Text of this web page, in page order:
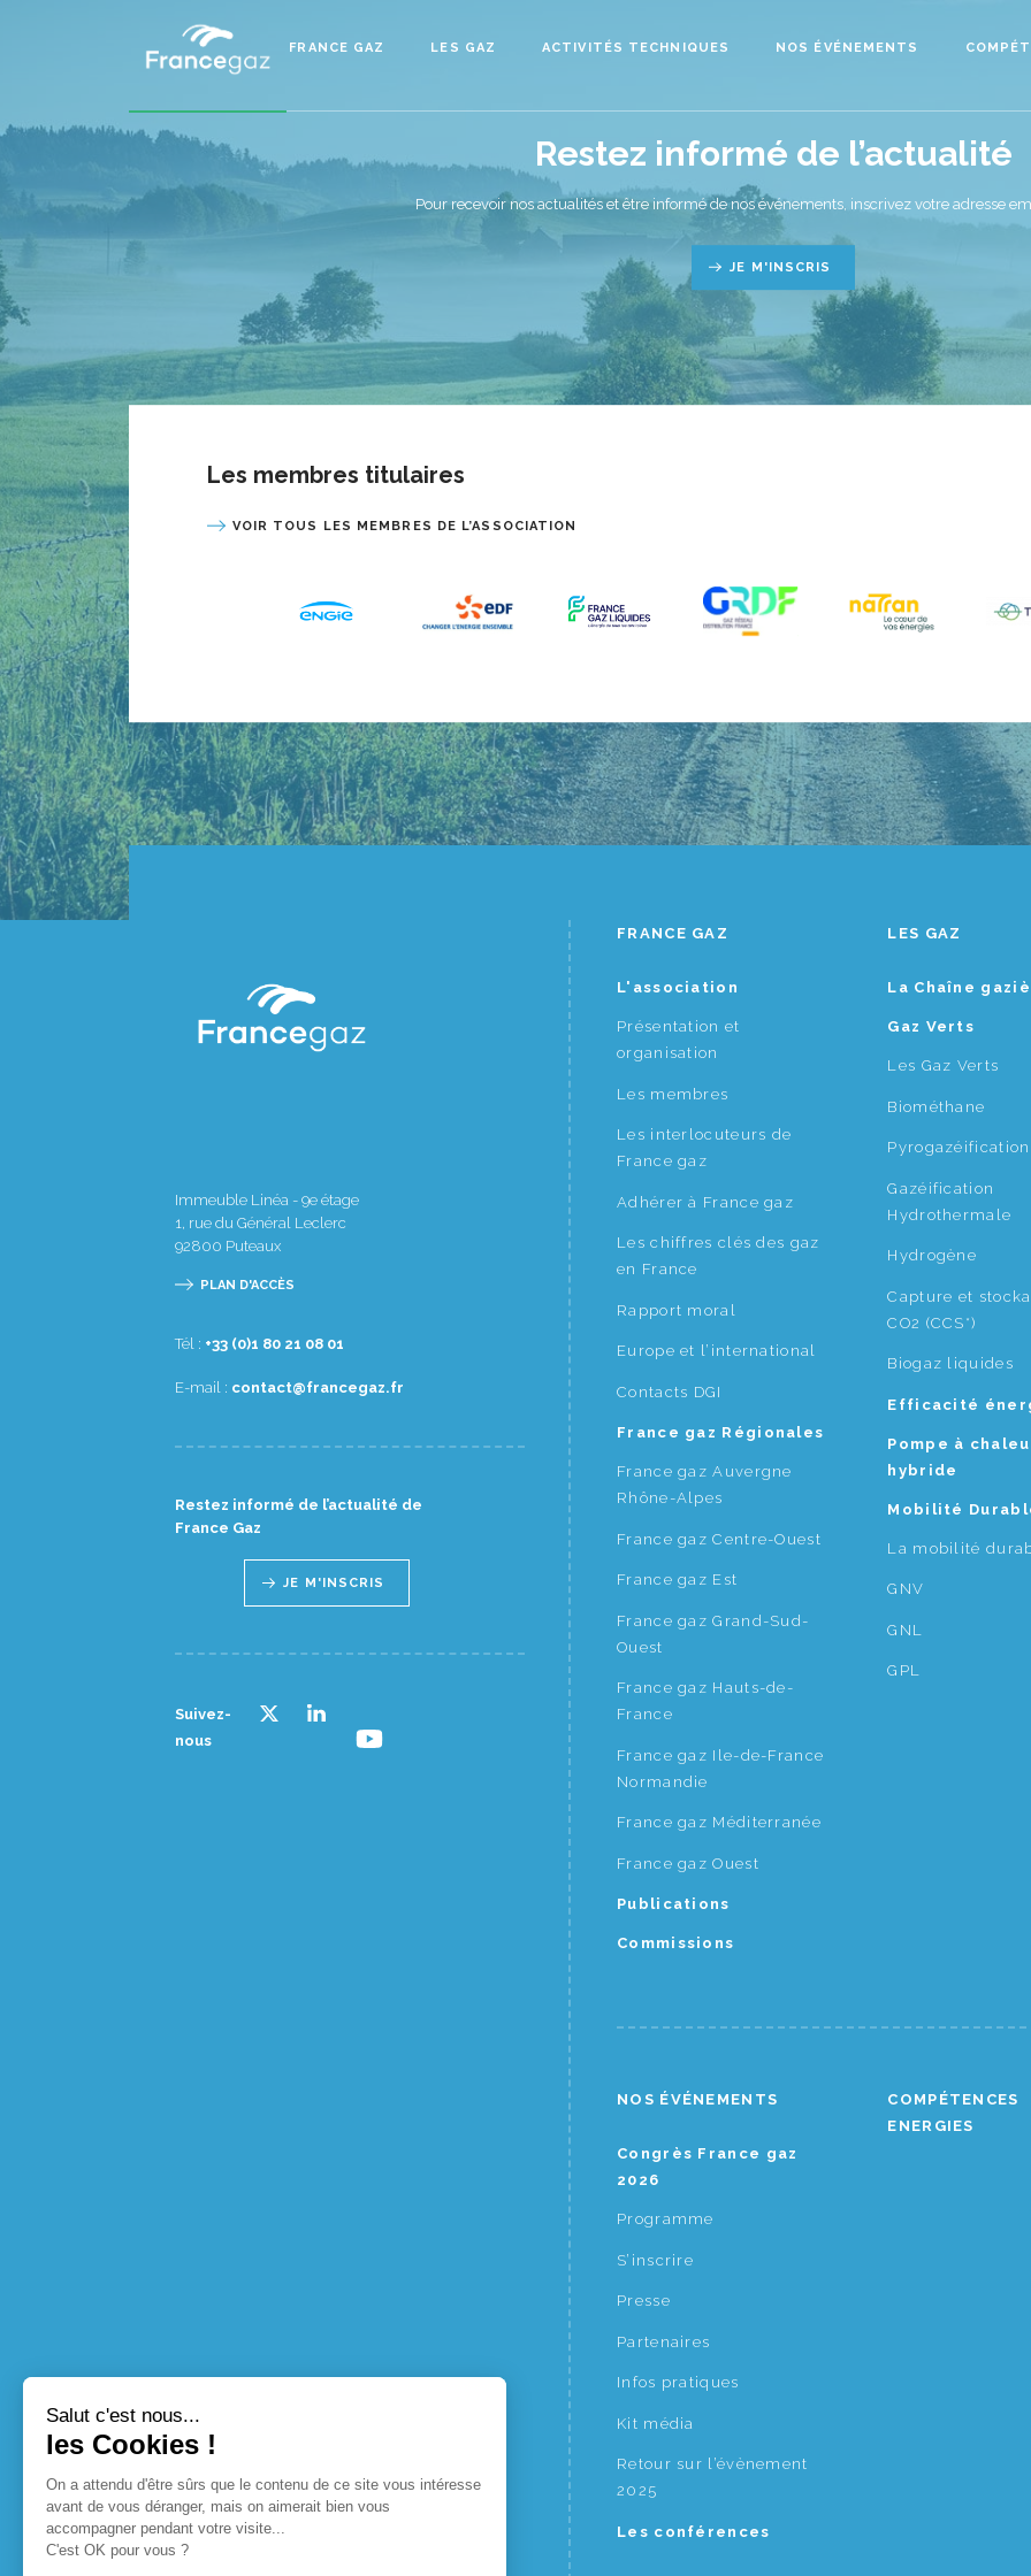
FRANCE GAZ LES GAZ ACTIVITÉS TECHNIQUES NOS ÉVÉNEMENTS
Restez informé de l’actualité
Pour recevoir nos actualités et être informé de nos événements, inscrivez votre adresse
JE M'INSCRIS
Les membres titulaires
VOIR TOUS LES MEMBRES DE L’ASSOCIATION
Immeuble Linéa - 9e étage
1, rue du Général Leclerc
92800 Puteaux
PLAN D'ACCÈS
Tél : 10 80 12 08 1(0) 33+
E-mail : rf.zagecnarf@tcatnoc
Restez informé de l’actualité de
France Gaz
JE M'INSCRIS
Suivez-
nous
FRANCE GAZ
L'association
Présentation et
organisation
Les membres
Les interlocuteurs de
France gaz
Adhérer à France gaz
Les chiffres clés des gaz
en France
Rapport moral
Europe et l’international
Contacts DGI
France gaz Régionales
France gaz Auvergne
Rhône-Alpes
France gaz Centre-Ouest
France gaz Est
France gaz Grand-Sud-
Ouest
France gaz Hauts-de-
France
France gaz Ile-de-France
Normandie
France gaz Méditerranée
France gaz Ouest
Publications
Commissions
LES GAZ
La Chaîne
Gaz Verts
Les Gaz Verts
Biométhane
Pyrogazéification
Gazéification
Hydrothermale
Hydrogène
Capture et
CO2 (CCS*)
Biogaz liquides
Efficacité
Pompe à
hybride
Mobilité
La mobilité
GNV
GNL
GPL
NOS ÉVÉNEMENTS
Congrès France gaz
2026
Programme
S’inscrire
Presse
Partenaires
Infos pratiques
Kit média
Retour sur l’évènement
2025
Les conférences
COMPÉTENCES
ENERGIES
Salut c'est nous...
les Cookies !
On a attendu d'être sûrs que le contenu de ce site vous intéresse
avant de vous déranger, mais on aimerait bien vous
accompagner pendant votre visite...
C'est OK pour vous ?